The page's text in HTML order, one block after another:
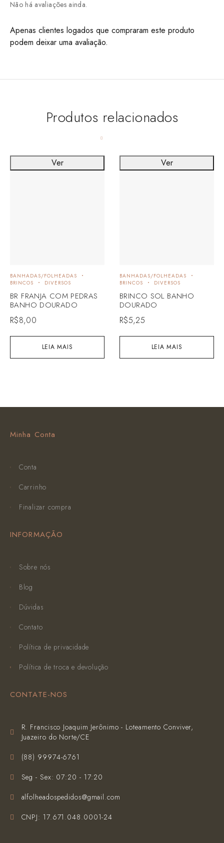
Não há avaliações ainda.
Apenas clientes logados que compraram este produto
podem deixar uma avaliação.
Produtos relacionados
LEIA MAIS
BANHADAS/FOLHEADAS
BRINCOS
DIVERSOS
BR FRANJA COM PEDRAS
BANHO DOURADO
R$8,00
Ver
LEIA MAIS
BANHADAS/FOLHEADAS
BRINCOS
DIVERSOS
BRINCO SOL BANHO
DOURADO
R$5,25
Ver
Minha Conta
Conta
Carrinho
Finalizar compra
INFORMAÇÃO
Sobre nós
Blog
Dúvidas
Contato
Política de privacidade
Política de troca e devolução
CONTATE-NOS
R. Francisco Joaquim Jerônimo - Loteamento Conviver,
Juazeiro do Norte/CE
(‪88) 99974-6761‬
Seg - Sex: 07:20 - 17:20
alfolheadospedidos@gmail.com
CNPJ: 17.671.048.0001-24